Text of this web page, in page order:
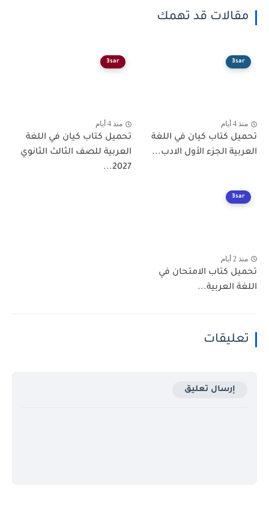
قد تهمك
كتاب كيان في اللغة
الجزء الأول الادب...
تحميل كتاب كيان في اللغة
العربية للصف الثالث الثانوي
كتاب الامتحان في
العربية...
إرسال تعليق